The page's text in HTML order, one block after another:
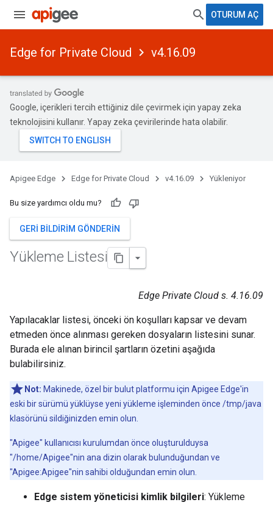
OTURUM AÇ
Edge for Private Cloud v4.16.09
Google, içerikleri tercih ettiğiniz dile çevirmek için yapay zeka
teknolojisini kullanır. Yapay zeka çevirilerinde hata olabilir.
Apigee Edge Edge for Private Cloud v4.16.09 Yükleniyor
Bu size yardımcı oldu mu?
GERI BILDIRIM GÖNDERIN
Yükleme Listesi
Edge Private Cloud s. 4.16.09
Yapılacaklar listesi, önceki ön koşulları kapsar ve devam
etmeden önce alınması gereken dosyaların listesini sunar.
Burada ele alınan birincil şartların özetini aşağıda
bulabilirsiniz.
Not: Makinede, özel bir bulut platformu için Apigee Edge'in
eski bir sürümü yüklüyse yeni yükleme işleminden önce /tmp/java
klasörünü sildiğinizden emin olun.
"Apigee" kullanıcısı kurulumdan önce oluşturulduysa
"/home/Apigee"nin ana dizin olarak bulunduğundan ve
"Apigee:Apigee"nin sahibi olduğundan emin olun.
Edge sistem yöneticisi kimlik bilgileri: Yükleme